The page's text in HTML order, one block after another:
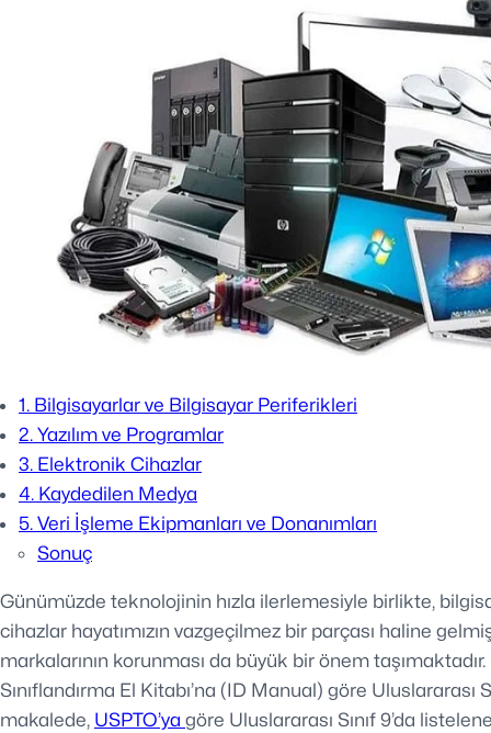
1. Bilgisayarlar ve Bilgisayar Periferikleri
2. Yazılım ve Programlar
3. Elektronik Cihazlar
4. Kaydedilen Medya
5. Veri İşleme Ekipmanları ve Donanımları
Sonuç
Günümüzde teknolojinin hızla ilerlemesiyle birlikte,
cihazlar hayatımızın vazgeçilmez bir parçası haline
markalarının korunması da büyük bir önem
Sınıflandırma El Kitabı’na (ID Manual) göre Uluslararası
makalede, USPTO’ya göre Uluslararası Sınıf 9’da